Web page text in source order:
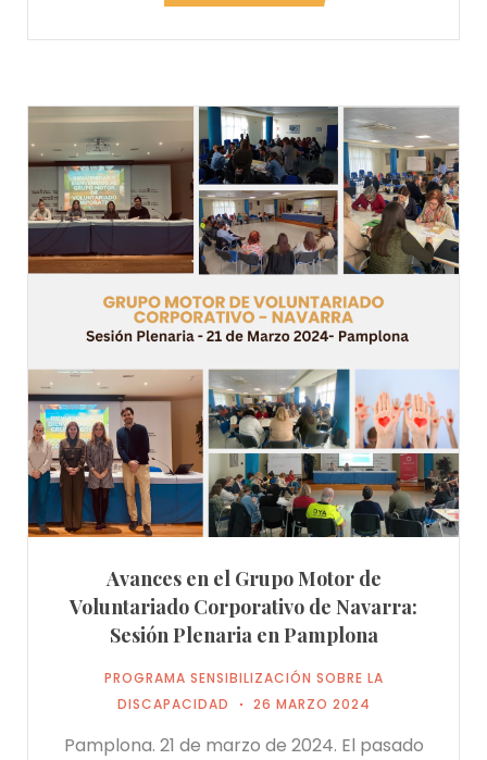
Avances en el Grupo Motor de
Voluntariado Corporativo de Navarra:
Sesión Plenaria en Pamplona
PROGRAMA SENSIBILIZACIÓN SOBRE LA
DISCAPACIDAD
26 MARZO 2024
Pamplona. 21 de marzo de 2024. El pasado